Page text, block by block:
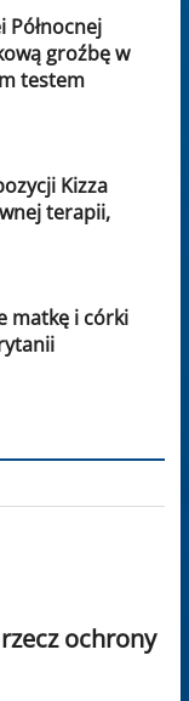
Północnej
groźbę w
testem
Kizza
terapii,
matkę i córki
ochrony